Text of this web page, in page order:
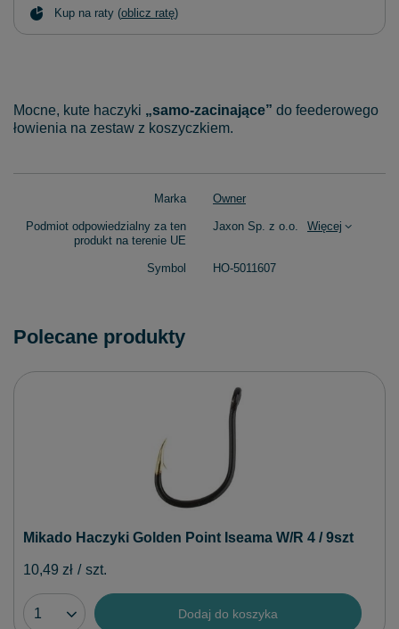
Kup na raty (oblicz ratę)
Mocne, kute haczyki „samo-zacinające” do feederowego
łowienia na zestaw z koszyczkiem.
Marka Owner
Podmiot odpowiedzialny za ten
produkt na terenie UE
Jaxon Sp. z o.o. Więcej
Symbol HO-5011607
Polecane produkty
Mikado Haczyki Golden Point Iseama W/R 4 / 9szt
10,49 zł / szt.
Dodaj do koszyka